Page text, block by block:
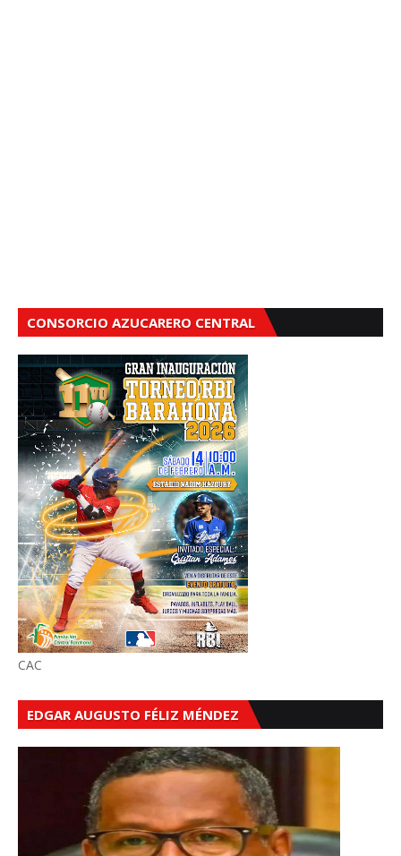
CONSORCIO AZUCARERO CENTRAL
CAC
EDGAR AUGUSTO FÉLIZ MÉNDEZ